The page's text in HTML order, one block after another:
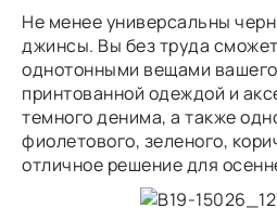
Не менее универсальны
джинсы. Вы без труда
однотонными вещами
принтованной одеждой и
темного денима, а также
фиолетового, зеленого,
отличное решение для